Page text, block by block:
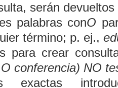
serán
palabras conO
término; p. ej.,
para crear
conferencia) NO
exactas